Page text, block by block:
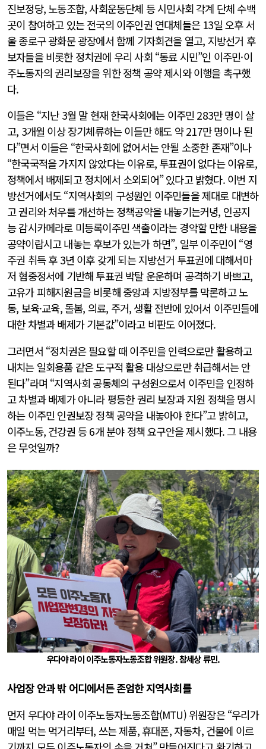
진보정당, 노동조합, 사회운동단체 등 시민사회 각계 단체 수백
곳이 참여하고 있는 전국의 이주인권 연대체들은 13일 오후 서
울 종로구 광화문 광장에서 함께 기자회견을 열고, 지방선거 후
보자들을 비롯한 정치권에 우리 사회 “동료 시민”인 이주민·이
주노동자의 권리보장을 위한 정책 공약 제시와 이행을 촉구했
다.
이들은 “지난 3월 말 현재 한국사회에는 이주민 283만 명이 살
고, 3개월 이상 장기체류하는 이들만 해도 약 217만 명이나 된
다”면서 이들은 “한국사회에 없어서는 안될 소중한 존재”이나
“한국국적을 가지지 않았다는 이유로, 투표권이 없다는 이유로,
정책에서 배제되고 정치에서 소외되어” 있다고 밝혔다. 이번 지
방선거에서도 “지역사회의 구성원인 이주민들을 제대로 대변하
고 권리와 처우를 개선하는 정책공약을 내놓기는커녕, 인공지
능 감시카메라로 미등록이주민 색출이라는 경악할 만한 내용을
공약이랍시고 내놓는 후보가 있는가 하면”, 일부 이주민이 “영
주권 취득 후 3년 이후 갖게 되는 지방선거 투표권에 대해서마
저 혐중정서에 기반해 투표권 박탈 운운하며 공격하기 바쁘고,
고유가 피해지원금을 비롯해 중앙과 지방정부를 막론하고 노
동, 보육·교육, 돌봄, 의료, 주거, 생활 전반에 있어서 이주민들에
대한 차별과 배제가 기본값”이라고 비판도 이어졌다.
그러면서 “정치권은 필요할 때 이주민을 인력으로만 활용하고
내치는 일회용품 같은 도구적 활용 대상으로만 취급해서는 안
된다”라며 “지역사회 공동체의 구성원으로서 이주민을 인정하
고 차별과 배제가 아니라 평등한 권리 보장과 지원 정책을 명시
하는 이주민 인권보장 정책 공약을 내놓아야 한다”고 밝히고,
이주노동, 건강권 등 6개 분야 정책 요구안을 제시했다. 그 내용
은 무엇일까?
우다야 라이 이주노동자노동조합 위원장. 참세상 류민.
사업장 안과 밖 어디에서든 존엄한 지역사회를
먼저 우다야 라이 이주노동자노동조합(MTU) 위원장은 “우리가
매일 먹는 먹거리부터, 쓰는 제품, 휴대폰, 자동차, 건물에 이르